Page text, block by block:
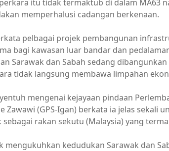
itu tidak termaktub di dalam MA63
memperhalusi cadangan berkenaan.
pelbagai projek pembangunan
bagi kawasan luar bandar dan
Sarawak dan Sabah sedang
tidak langsung membawa limpahan
mengenai kejayaan pindaan
Zawawi (GPS-Igan) berkata ia jelas sekali
sebagai rakan sekutu (Malaysia) yang
mengukuhkan kedudukan Sarawak dan